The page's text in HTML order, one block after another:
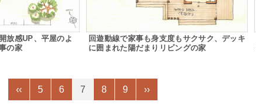
放感UP、平屋のよ
の家
回遊動線で家事も身支度もサクサク、デッキ
に囲まれた陽だまりリビングの家
‹‹ 5 6 7 8 9 ››